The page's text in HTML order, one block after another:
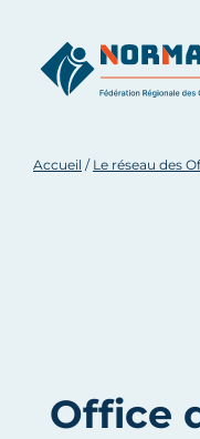
Accueil / Le réseau des
Office